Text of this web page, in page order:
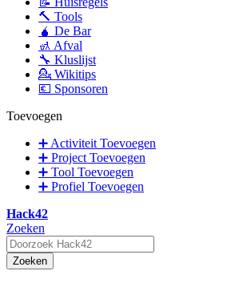
🔨 Tools
🧉 De Bar
🚮 Afval
🔧 Kluslijst
💁 Wikitips
💶 Sponsoren
Toevoegen
➕ Activiteit Toevoegen
➕ Project Toevoegen
➕ Tool Toevoegen
➕ Profiel Toevoegen
Hack42
Zoeken
Zoeken